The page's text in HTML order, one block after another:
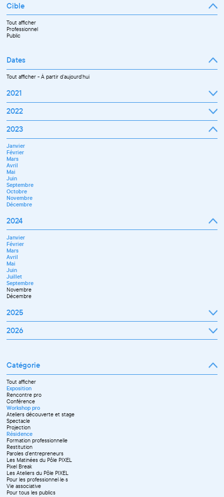
Cible
Tout afficher
Professionnel
Public
Dates
Tout afficher-À partir d'aujourd'hui
2021
Septembre
Novembre
Décembre
2022
Janvier
Mars
Avril
Mai
Juin
Juillet
Septembre
Octobre
Novembre
Décembre
2023
Janvier
Février
Mars
Avril
Mai
Juin
Septembre
Octobre
Novembre
Décembre
2024
Janvier
Février
Mars
Avril
Mai
Juin
Juillet
Septembre
Novembre
Décembre
2025
Janvier
Février
Mars
Juin
Juillet
Septembre
Octobre
Novembre
Décembre
2026
Avril
Mai
Juin
Septembre
Octobre
Novembre
Catégorie
Tout afficher
Exposition
Rencontre pro
Conférence
Workshop pro
Ateliers découverte et stage
Spectacle
Projection
Résidence
Formation professionnelle
Restitution
Paroles d'entrepreneurs
Les Matinées du Pôle PIXEL
Pixel Break
Les Ateliers du Pôle PIXEL
Pour les professionnel·le·s
Vie associative
Pour tous les publics